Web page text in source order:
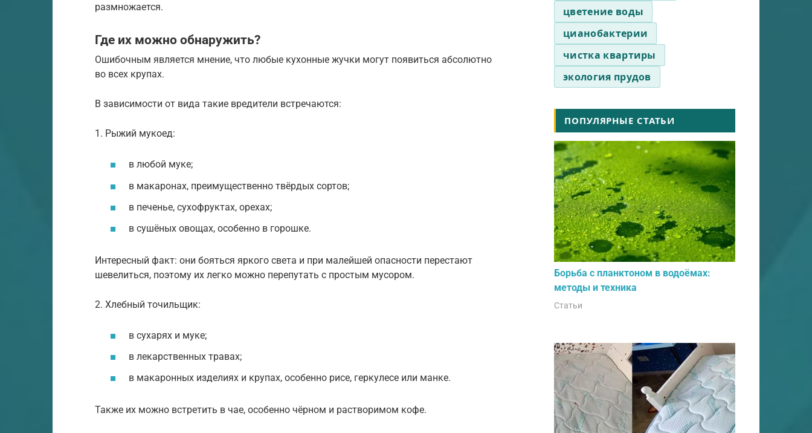
размножается.
Где их можно обнаружить?
Ошибочным является мнение, что любые кухонные жучки могут появиться абсолютно
во всех крупах.
В зависимости от вида такие вредители встречаются:
1. Рыжий мукоед:
в любой муке;
в макаронах, преимущественно твёрдых сортов;
в печенье, сухофруктах, орехах;
в сушёных овощах, особенно в горошке.
Интересный факт: они бояться яркого света и при малейшей опасности перестают
шевелиться, поэтому их легко можно перепутать с простым мусором.
2. Хлебный точильщик:
в сухарях и муке;
в лекарственных травах;
в макаронных изделиях и крупах, особенно рисе, геркулесе или манке.
Также их можно встретить в чае, особенно чёрном и растворимом кофе.
цветение воды
цианобактерии
чистка квартиры
экология прудов
ПОПУЛЯРНЫЕ СТАТЬИ
Борьба с планктоном в водоёмах:
методы и техника
Статьи